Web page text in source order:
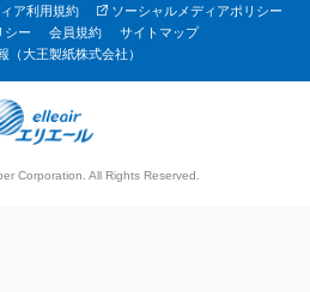
ア利用規約
ソーシャルメディアポリシー
シー
会員規約
サイトマップ
（大王製紙株式会社）
Corporation. All Rights Reserved.